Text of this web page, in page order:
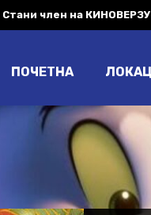
Стани член на
ПОЧЕТНА